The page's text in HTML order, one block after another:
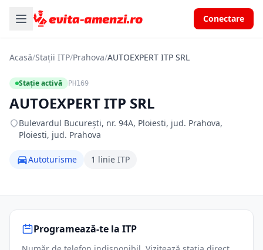
Conectare
Acasă/Stații ITP/Prahova/AUTOEXPERT ITP SRL
Stație activă PH169
AUTOEXPERT ITP SRL
Bulevardul București, nr. 94A, Ploiesti, jud. Prahova,
Ploiesti, jud. Prahova
Autoturisme 1 linie ITP
Programează-te la ITP